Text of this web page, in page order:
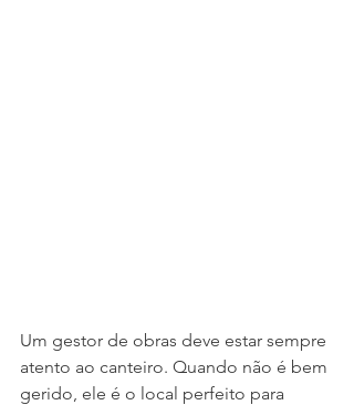
Um gestor de obras deve estar sempre
atento ao canteiro. Quando não é bem
gerido, ele é o local perfeito para